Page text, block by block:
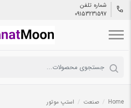
شماره تلفن
09153231597
Home
/ صنعت / استپ موتور